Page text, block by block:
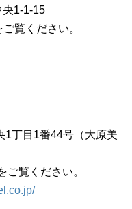
1-1-15
覧ください。
1丁目1番44号（大原美
覧ください。